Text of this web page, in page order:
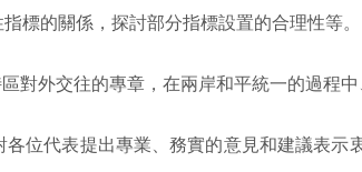
標的關係，探討部分指標設置的合理性等。
對外交往的專章，在兩岸和平統一的過程
位代表提出專業、務實的意見和建議表